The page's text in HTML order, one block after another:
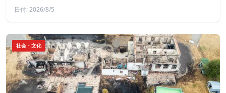
日付: 2026/8/5
社会・文化